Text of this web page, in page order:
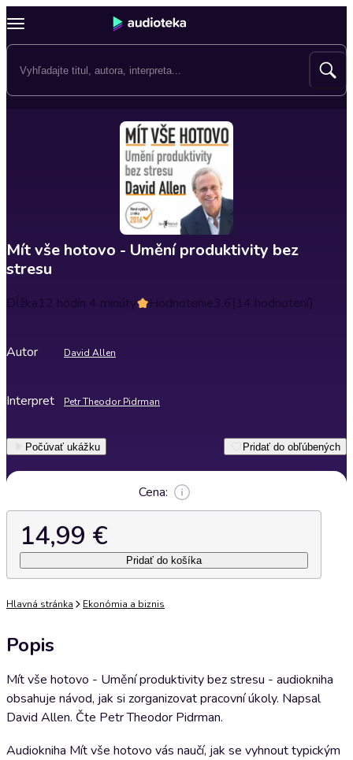
Mít vše hotovo - Umění produktivity bez
stresu
Dĺžka12 hodín 4 minúty Hodnotenie3.6(14 hodnotení)
Autor David Allen
Interpret Petr Theodor Pidrman
Počúvať ukážku Pridať do obľúbených
Cena:
14,99 €
Pridať do košíka
Hlavná stránka Ekonómia a biznis
Popis
Mít vše hotovo - Umění produktivity bez stresu - audiokniha
obsahuje návod, jak si zorganizovat pracovní úkoly. Napsal
David Allen. Čte Petr Theodor Pidrman.
Audiokniha Mít vše hotovo vás naučí, jak se vyhnout typickým